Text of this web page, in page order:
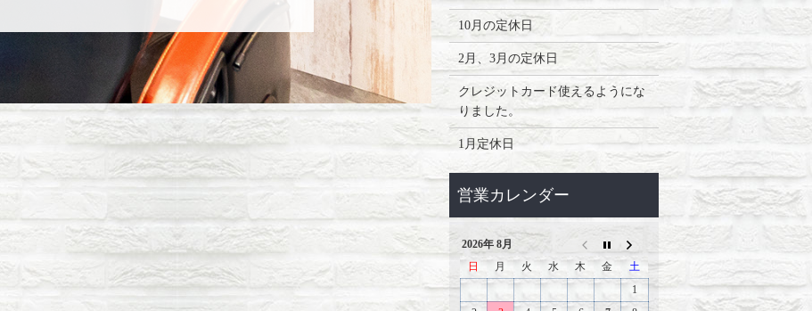
10月の定休日
2月、3月の定休日
クレジットカード使えるようにな
りました。
1月定休日
2026年 8月
日
月 火 水 木 金
土
1